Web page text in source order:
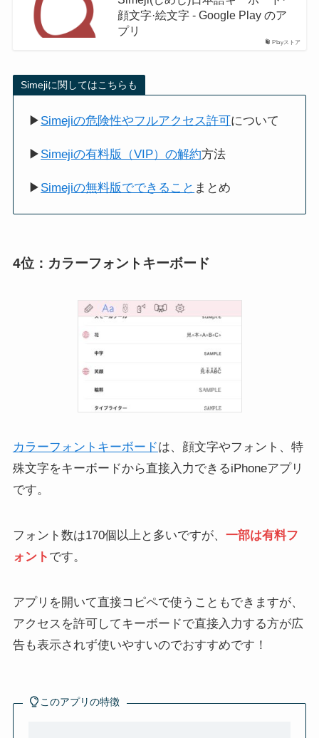
Playストア
顔文字·絵文字 - Google Play のア
プリ
Simejiに関してはこちらも
▶︎ Simejiの危険性やフルアクセス許可について
▶︎ Simejiの有料版（VIP）の解約方法
▶︎ Simejiの無料版でできること まとめ
4位：カラーフォントキーボード
カラーフォントキーボードは、顔文字やフォント、特
殊文字をキーボードから直接入力できるiPhoneアプリ
です。
フォント数は170個以上と多いですが、 一部は有料フ
ォント です。
アプリを開いて直接コピペで使うこともできますが、
アクセスを許可してキーボードで直接入力する方が広
告も表示されず使いやすいのでおすすめです！
このアプリの特徴